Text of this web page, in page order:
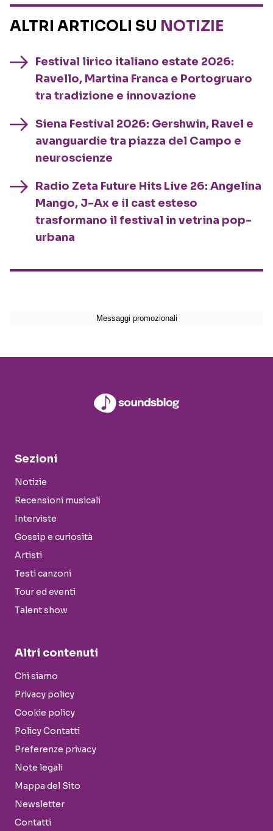
ALTRI ARTICOLI SU NOTIZIE
Festival lirico italiano estate 2026:
Ravello, Martina Franca e Portogruaro
tra tradizione e innovazione
Siena Festival 2026: Gershwin, Ravel e
avanguardie tra piazza del Campo e
neuroscienze
Radio Zeta Future Hits Live 26: Angelina
Mango, J-Ax e il cast esteso
trasformano il festival in vetrina pop-
urbana
Sezioni
Notizie
Recensioni musicali
Interviste
Gossip e curiosità
Artisti
Testi canzoni
Tour ed eventi
Talent show
Altri contenuti
Chi siamo
Privacy policy
Cookie policy
Policy Contatti
Preferenze privacy
Note legali
Mappa del Sito
Newsletter
Contatti